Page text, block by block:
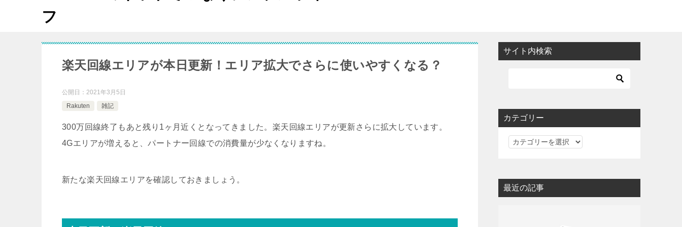
フ
楽天回線エリアが本日更新！エリア拡大でさらに使いやすくなる？
公開日： 2021年3月5日
Rakuten
雑記
300万回線終了もあと残り1ヶ月近くとなってきました。楽天回線エリアが更新さらに拡大しています。
4Gエリアが増えると、パートナー回線での消費量が少なくなりますね。
新たな楽天回線エリアを確認しておきましょう。
サイト内検索
カテゴリー
カ
リ
ー
最近の記事